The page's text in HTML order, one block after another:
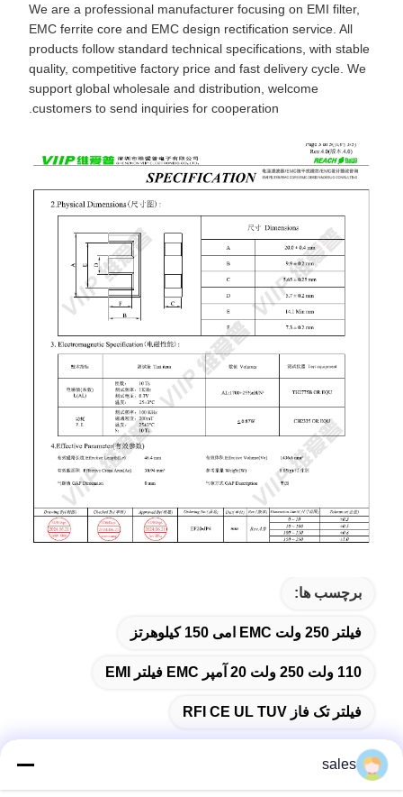
We are a professional manufacturer focusing on EMI filter,
EMC ferrite core and EMC design rectification service. All
products follow standard technical specifications, with stable
quality, competitive factory price and fast delivery cycle. We
support global wholesale and distribution, welcome
customers to send inquiries for cooperation.
برچسب ها:
فیلتر 250 ولت EMC امی 150 کیلوهرتز
110 ولت 250 ولت 20 آمپر EMC فیلتر EMI
فیلتر تک فاز RFI CE UL TUV
sales